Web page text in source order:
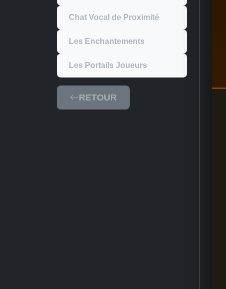
Chat Vocal de Proximité
Les Enchantements
Les Portails Joueurs
RETOUR